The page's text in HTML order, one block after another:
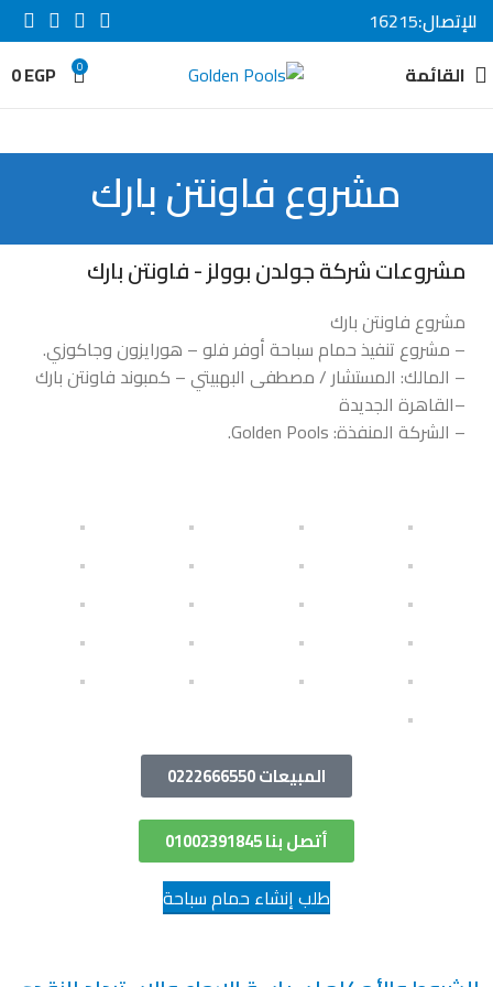
للإتصال:16215
القائمة
0
0EGP
مشروع فاونتن بارك
مشروعات شركة جولدن بوولز - فاونتن بارك
مشروع فاونتن بارك
– مشروع تنفيذ حمام سباحة أوفر فلو – هورايزون وجاكوزي.
– المالك: المستشار / مصطفى البهبيتي – كمبوند فاونتن بارك
–القاهرة الجديدة
– الشركة المنفذة: Golden Pools.
المبيعات 0222666550
أتصل بنا 01002391845
طلب إنشاء حمام سباحة